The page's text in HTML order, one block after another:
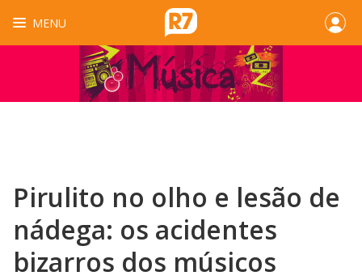
MENU
Pirulito no olho e lesão de
nádega: os acidentes
bizarros dos músicos